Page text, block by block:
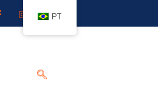
PT